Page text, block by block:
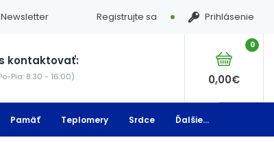
Newsletter Registrujte sa Prihlásenie
kontaktovať:
Pia: 8:30 - 16:00)
0
0,00€
Pamäť Teplomery Srdce Ďalšie...